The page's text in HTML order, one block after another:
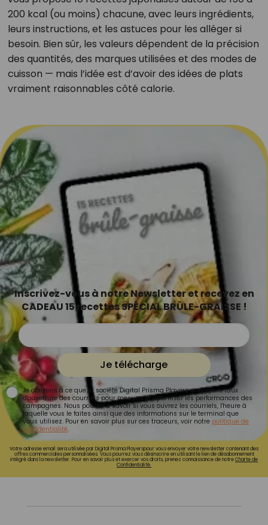
200 kcal (ou moins) chacune, avec leurs ingrédients,
leurs instructions, et les astuces pour les alléger si
besoin. Bien sûr, les valeurs dépendent de la précision
des quantités, des marques utilisées et des modes de
cuisson — mais l’idée est d’avoir des idées de plats
vraiment raisonnables côté calorie.
Inscrivez-vous à notre Newsletter et recevez en
CADEAU 15 recettes SPÉCIAL BRÛLE-GRAISSE !
Je télécharge
Je consens à ce que la société Digital Prisma Players analyse le taux
d'ouverture des courriels pour mesurer et optimiser les performances des
campagnes. Nous pourrons savoir si vous ouvrez les courriels, l'heure à
laquelle vous le faites ainsi que des informations sur le terminal que
vous utilisez. Pour en savoir plus sur ces traceurs, voir notre politique de
confidentialité.
Votre adresse email sera utilisée par Digital Prisma Playerspour vous envoyer votre newsletter contenant des
offres commerciales personnalisées. Vous pourrez vous désinscrire en utilisant le lien de désabonnement
intégré dans la newsletter. Pour en savoir plus et exercer vos droits, prenez connaissance de notreCharte de
Confidentialité.